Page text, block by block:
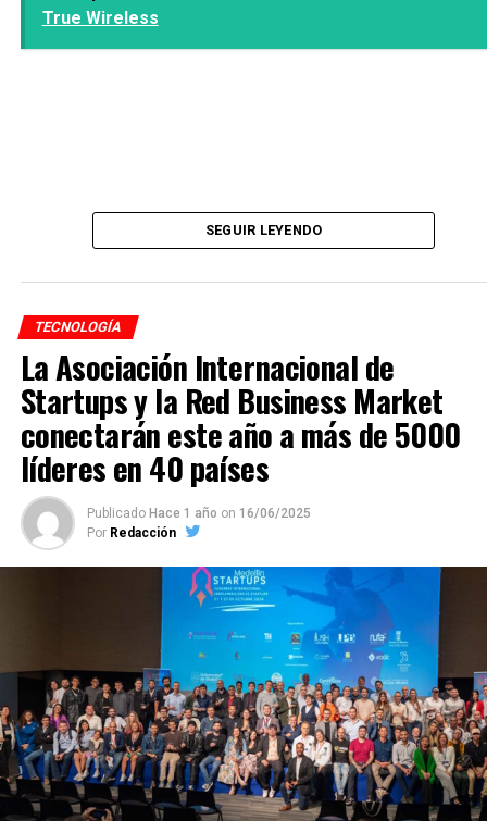
True Wireless
SEGUIR LEYENDO
TECNOLOGÍA
La Asociación Internacional de
Startups y la Red Business Market
conectarán este año a más de 5000
líderes en 40 países
Publicado Hace 1 año on 16/06/2025
Por Redacción